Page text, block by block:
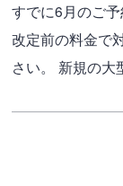
すでに6月のご
改定前の料金で
さい。 新規の